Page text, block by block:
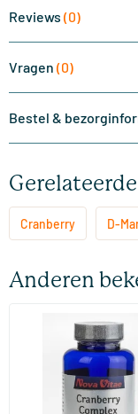
Reviews (0)
Vragen (0)
Bestel &
Cranberry D-
Anderen
(1)
Cranberry D-mannose
complex
90 tabletten
Nova Vitae